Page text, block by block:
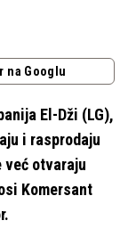
na Googlu
El-Dži (LG),
i rasprodaju
već otvaraju
Komersant